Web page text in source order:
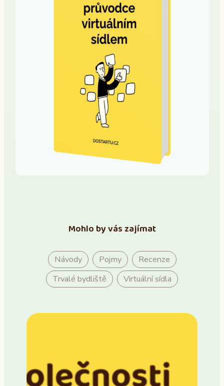
Mohlo by vás zajímat
Návody Pojmy
Recenze
Trvalé bydliště
Virtuální sídla